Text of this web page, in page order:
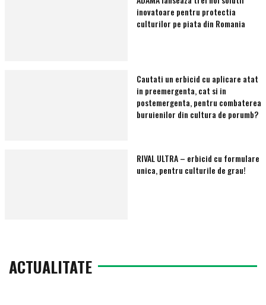
inovatoare pentru protectia
culturilor pe piata din Romania
Cautati un erbicid cu aplicare atat
in preemergenta, cat si in
postemergenta, pentru combaterea
buruienilor din cultura de porumb?
RIVAL ULTRA – erbicid cu formulare
unica, pentru culturile de grau!
ACTUALITATE